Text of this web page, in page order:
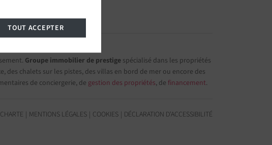
Groupe immobilier de prestige spécialisé dans les propriétés
chalets sur les pistes, des villas en bord de mer ou encore des
de conciergerie, de gestion des propriétés, de financement.
CHARTE MENTIONS LÉGALES COOKIES DÉCLARATION D'ACCESSIBILITÉ
TOUT ACCEPTER